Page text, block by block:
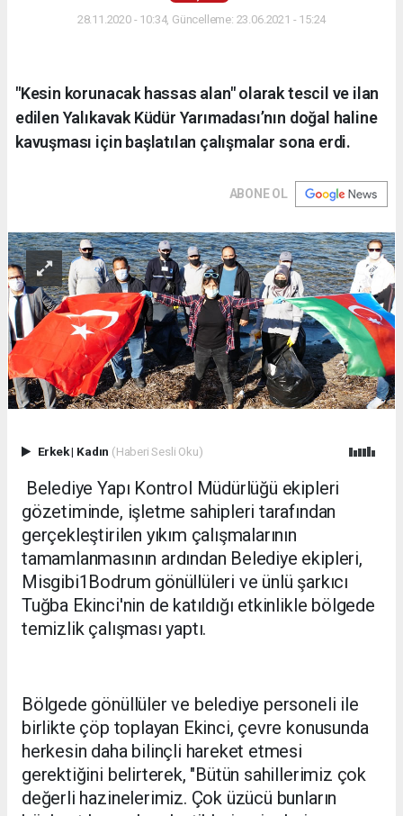
28.11.2020 - 10:34, Güncelleme: 23.06.2021 - 15:24
"Kesin korunacak hassas alan" olarak tescil ve ilan
edilen Yalıkavak Küdür Yarımadası’nın doğal haline
kavuşması için başlatılan çalışmalar sona erdi.
ABONE OL
Erkek| Kadın (Haberi Sesli Oku)
Belediye Yapı Kontrol Müdürlüğü ekipleri
gözetiminde, işletme sahipleri tarafından
gerçekleştirilen yıkım çalışmalarının
tamamlanmasının ardından Belediye ekipleri,
Misgibi1Bodrum gönüllüleri ve ünlü şarkıcı
Tuğba Ekinci'nin de katıldığı etkinlikle bölgede
temizlik çalışması yaptı.
Bölgede gönüllüler ve belediye personeli ile
birlikte çöp toplayan Ekinci, çevre konusunda
herkesin daha bilinçli hareket etmesi
gerektiğini belirterek, "Bütün sahillerimiz çok
değerli hazinelerimiz. Çok üzücü bunların